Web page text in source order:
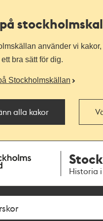
använder vi
bra sätt för dig.
Stockholmskällan
alla kakor
Historia